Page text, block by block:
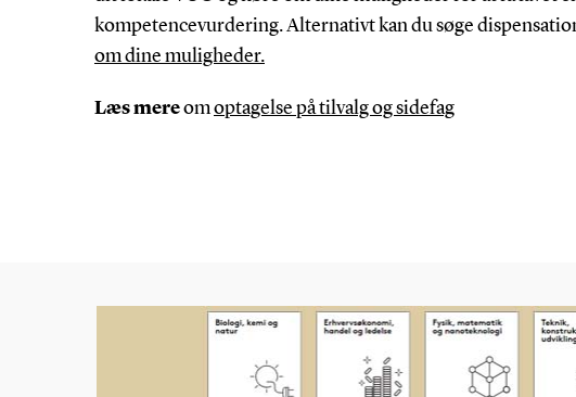
kompetencevurdering. Alternativt kan du søge
om dine muligheder.
Læs mereom optagelse på tilvalg og sidefag